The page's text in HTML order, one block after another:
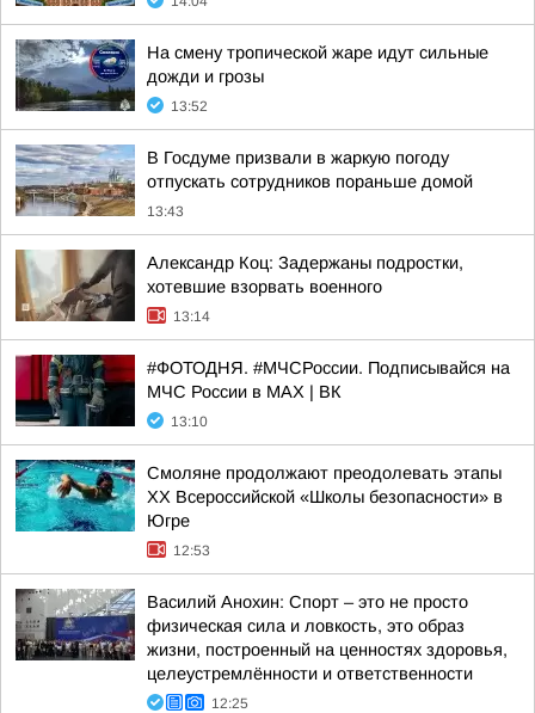
На смену тропической жаре идут сильные
дожди и грозы
13:52
В Госдуме призвали в жаркую погоду
отпускать сотрудников пораньше домой
13:43
Александр Коц: Задержаны подростки,
хотевшие взорвать военного
13:14
#ФОТОДНЯ. #МЧСРоссии. Подписывайся на
МЧС России в MAX | ВК
13:10
Смоляне продолжают преодолевать этапы
XX Всероссийской «Школы безопасности» в
Югре
12:53
Василий Анохин: Спорт – это не просто
физическая сила и ловкость, это образ
жизни, построенный на ценностях здоровья,
целеустремлённости и ответственности
12:25